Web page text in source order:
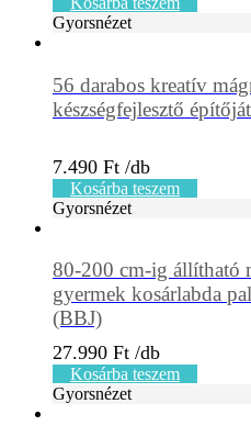
Gyorsnézet
56 darabos kreatív
készségfejlesztő
7.490 Ft
Kosárba teszem
Gyorsnézet
80-200 cm-ig állítható
gyermek kosárlabda
(BBJ)
27.990 Ft
Kosárba teszem
Gyorsnézet